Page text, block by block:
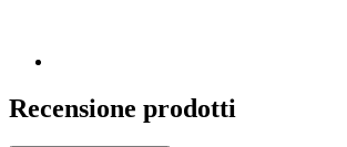
Recensione prodotti